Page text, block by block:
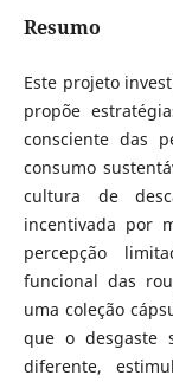
Resumo
Este projeto
propõe
consciente das
consumo
cultura de
incentivada por
percepção
funcional das
uma coleção
que o desgaste
diferente,